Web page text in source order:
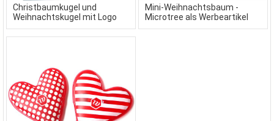
Christbaumkugel und
Weihnachtskugel mit Logo
Mini-Weihnachtsbaum -
Microtree als Werbeartikel